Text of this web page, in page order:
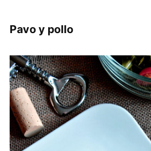
Pavo y pollo